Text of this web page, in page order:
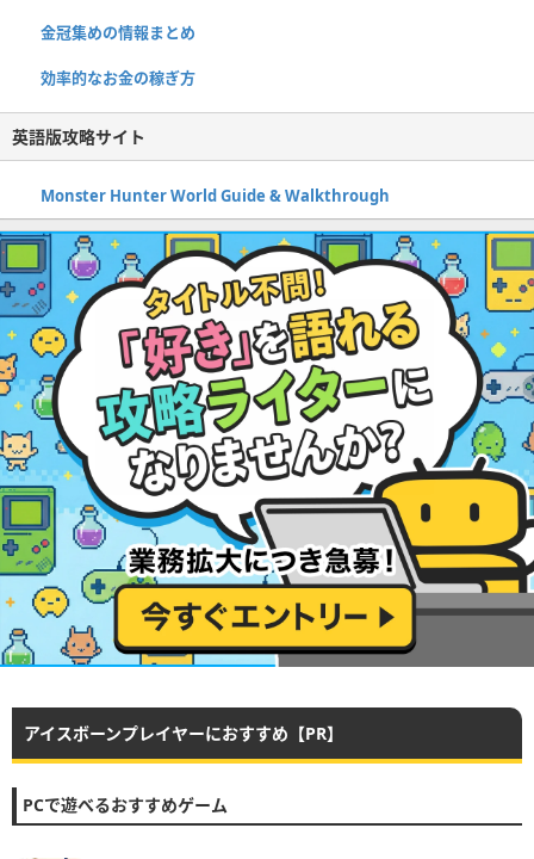
金冠集めの情報まとめ
効率的なお金の稼ぎ方
英語版攻略サイト
Monster Hunter World Guide & Walkthrough
アイスボーンプレイヤーにおすすめ【PR】
PCで遊べるおすすめゲーム